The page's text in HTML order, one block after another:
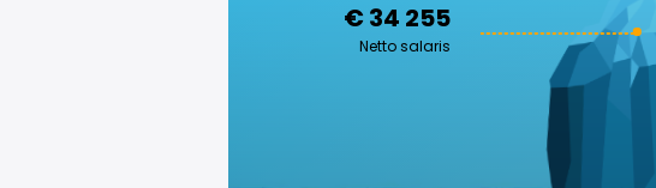
€ 34 255
Netto salaris